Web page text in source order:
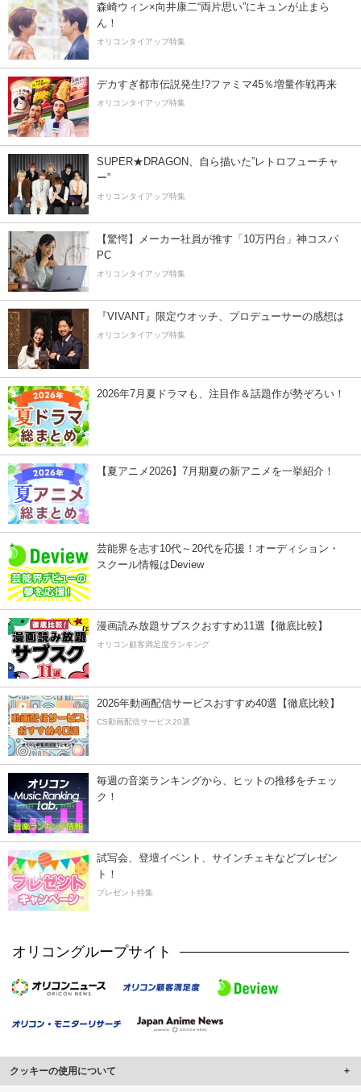
森崎ウィン×向井康二“両片思い”にキュンが止まら
ん！
オリコンタイアップ特集
デカすぎ都市伝説発生!?ファミマ45％増量作戦再来
オリコンタイアップ特集
SUPER★DRAGON、自ら描いた”レトロフューチャ
ー”
オリコンタイアップ特集
【驚愕】メーカー社員が推す「10万円台」神コスパ
PC
オリコンタイアップ特集
『VIVANT』限定ウオッチ、プロデューサーの感想は
オリコンタイアップ特集
2026年7月夏ドラマも、注目作＆話題作が勢ぞろい！
【夏アニメ2026】7月期夏の新アニメを一挙紹介！
芸能界を志す10代～20代を応援！オーディション・
スクール情報はDeview
漫画読み放題サブスクおすすめ11選【徹底比較】
オリコン顧客満足度ランキング
2026年動画配信サービスおすすめ40選【徹底比較】
CS動画配信サービス20選
毎週の音楽ランキングから、ヒットの推移をチェッ
ク！
試写会、登壇イベント、サインチェキなどプレゼン
ト！
プレゼント特集
オリコングループサイト
クッキーの使用について